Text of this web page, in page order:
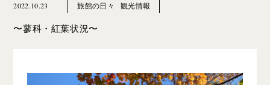
2022.10.23 旅館の日々 観光情報
〜蓼科・紅葉状況〜